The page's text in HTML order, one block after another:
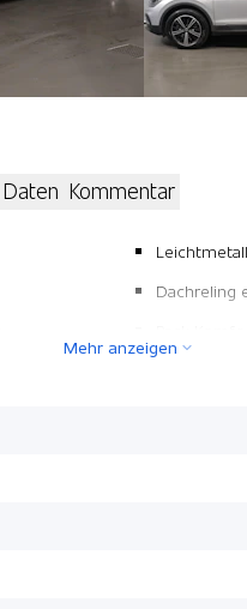
Kommentar
Dachreling
Mehr anzeigen